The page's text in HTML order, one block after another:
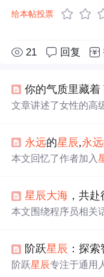
给本帖投票
21 回复
你的气质里藏着
文章讲述了女性的高
体现在言谈举止间，
展示了如何通过提升
永远的星辰,永远
本文回忆了作者加入
大赛中获奖。
星辰大海 ，共
本文围绕程序员相关
负载均衡等多方面优
代码实现。
阶跃星辰 ：探
阶跃星辰专注于通用